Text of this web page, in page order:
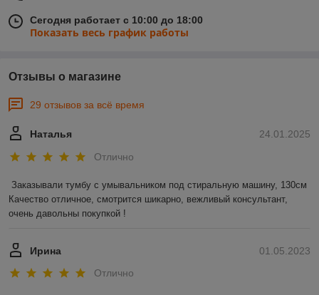
Сегодня работает с 10:00 до 18:00
Показать весь график работы
Отзывы о магазине
29 отзывов за всё время
24.01.2025
Наталья
Отлично
Заказывали тумбу с умывальником под стиральную машину, 130см
Качество отличное, смотрится шикарно, вежливый консультант,
очень давольны покупкой !
01.05.2023
Ирина
Отлично